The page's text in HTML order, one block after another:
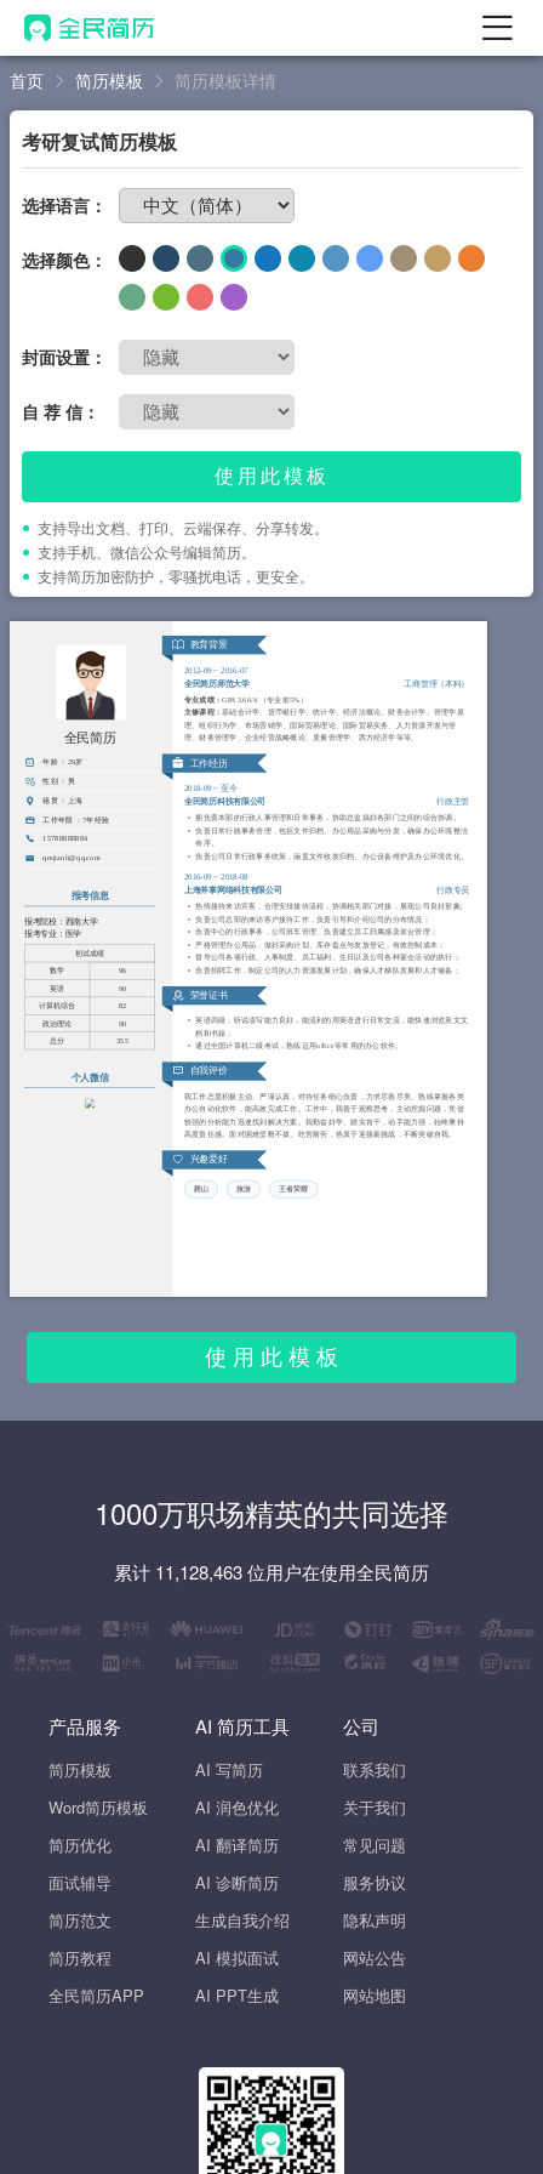
首页
AI 简历工具
AI 优化简历
AI 翻译简历
AI 诊断简历
AI 模拟面试
面试自我介绍
简历教程
登录 / 注册
首页 简历模板 简历模板详情
考研复试简历模板
选择语言：
选择颜色：
封面设置：
自 荐 信：
使用此模板
支持导出文档、打印、云端保存、分享转发。
支持手机、微信公众号编辑简历。
支持简历加密防护，零骚扰电话，更安全。
全民简历
年龄 ： 29岁
性别 ： 男
籍贯 ： 上海
工作年限 ： 7年经验
15788888884
qmjianli@qq.com
报考信息
报考院校：西南大学
报考专业：医学
初试成绩
数学
96
英语
90
计算机综合
82
政治理论 90
总分 355
个人微信
教育背景
2012-09~ 2016-07
全民简历师范大学 工商管理（本科）
专业成绩：GPA 3.66/4 （专业前5%）
主修课程：基础会计学、货币银行学、统计学、经济法概论、财务会计学、管理学原
理、组织行为学、市场营销学、国际贸易理论、国际贸易实务、人力资源开发与管
理、财务管理学、企业经营战略概论、质量管理学、西方经济学等等。
工作经历
2018-09~ 至今
全民简历科技有限公司 行政主管
拥负责本部的行政人事管理和日常事务，协助总监搞好各部门之间的综合协调。
负责日常行政事务管理，包括文件归档、办公用品采购与分发，确保办公环境整洁
有序。
负责公司日常行政事务统筹，涵盖文件收发归档、办公设备维护及办公环境优化。
2016-09~ 2018-08
上海斧掌网络科技有限公司 行政专员
热情接待来访宾客，合理安排接待流程，协调相关部门对接，展现公司良好形象;
负责公司总部的来访客户接待工作，负责引导和介绍公司的分布情况；
负责中心的行政事务，公司班车管理、负责建立员工归属感及前台管理；
严格管理办公用品，做好采购计划、库存盘点与发放登记，有效控制成本；
督导公司各项行政、人事制度、员工福利、生日以及公司各种宴会活动的执行；
负责招聘工作，制定公司的人力资源发展计划，确保人才梯队发展和人才储备；
荣誉证书
英语四级，听说读写能力良好，能流利的用英语进行日常交流，能快速浏览英文文
档和书籍；
通过全国计算机二级考试，熟练运用office等常用的办公软件。
自我评价
我工作态度积极主动、严谨认真，对待任务细心负责，力求尽善尽美。熟练掌握各类
办公自动化软件，能高效完成工作。工作中，我善于观察思考，主动挖掘问题，凭借
较强的分析能力迅速找到解决方案。我勤奋好学、踏实肯干，动手能力强，始终秉持
高度责任感。面对困难坚毅不拔、吃苦耐劳，热衷于迎接新挑战，不断突破自我。
兴趣爱好
爬山 旅游 王者荣耀
使 用 此 模 板
1000万职场精英的共同选择
累计 11,128,463 位用户在使用全民简历
产品服务
简历模板
Word简历模板
简历优化
面试辅导
简历范文
简历教程
全民简历APP
AI 简历工具
AI 写简历
AI 润色优化
AI 翻译简历
AI 诊断简历
生成自我介绍
AI 模拟面试
AI PPT生成
公司
联系我们
关于我们
常见问题
服务协议
隐私声明
网站公告
网站地图